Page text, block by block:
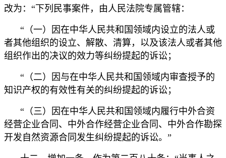
改为：“下列民事案件，由人民法院专属管辖：
“（一）因在中华人民共和国领域内设立的法人或
者其他组织的设立、解散、清算，以及该法人或者其他
组织作出的决议的效力等纠纷提起的诉讼；
“（二）因与在中华人民共和国领域内审查授予的
知识产权的有效性有关的纠纷提起的诉讼；
“（三）因在中华人民共和国领域内履行中外合资
经营企业合同、中外合作经营企业合同、中外合作勘探
开发自然资源合同发生纠纷提起的诉讼。”